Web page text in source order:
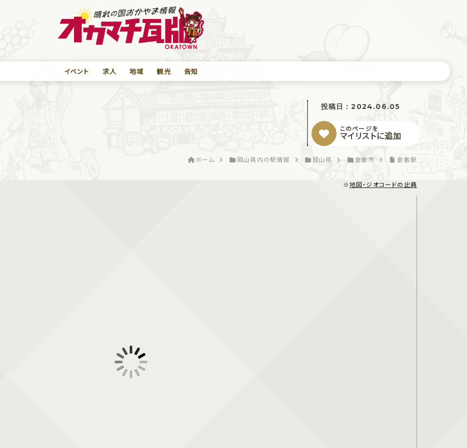
イベント 求人 地域 観光 告知
投稿日：2024.06.05
このページを
マイリストに追加
ホーム 岡山県内の駅情報 岡山県 倉敷市 倉敷駅
※地図・ジオコードの出典